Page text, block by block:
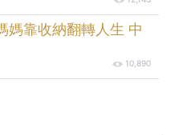
媽靠收納翻轉人生 中
10,890